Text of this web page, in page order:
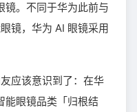
。不同于华为此前与
镜，华为 AI 眼镜采用
应该意识到了：在华
能眼镜品类「归根结